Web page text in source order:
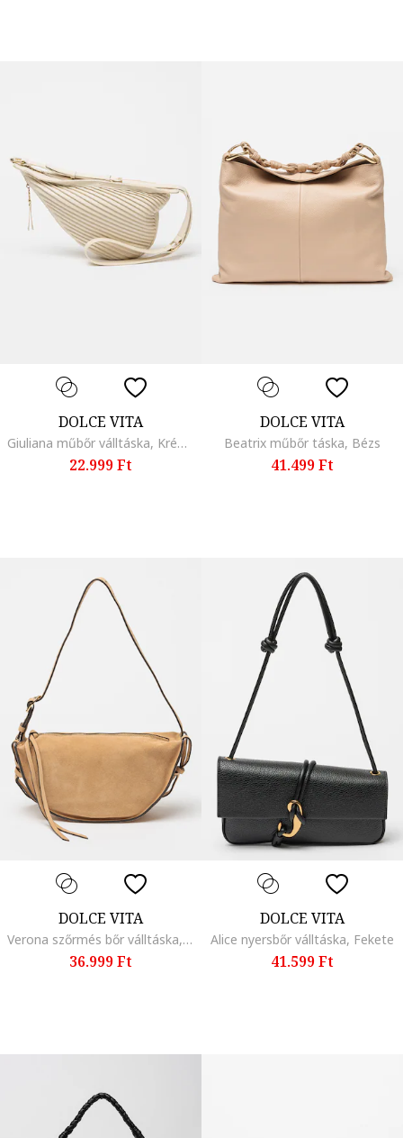
DOLCE VITA
Giuliana műbőr válltáska, Krémszín
22.999 Ft
DOLCE VITA
Beatrix műbőr táska, Bézs
41.499 Ft
DOLCE VITA
Verona szőrmés bőr válltáska, Világosbarna
36.999 Ft
DOLCE VITA
Alice nyersbőr válltáska, Fekete
41.599 Ft